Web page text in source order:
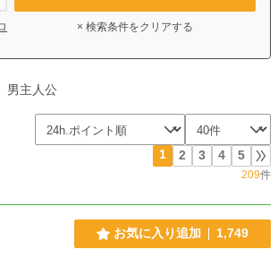
× 検索条件をクリアする
男主人公
1 2 3 4 5
209件
お気に入り追加 1,749